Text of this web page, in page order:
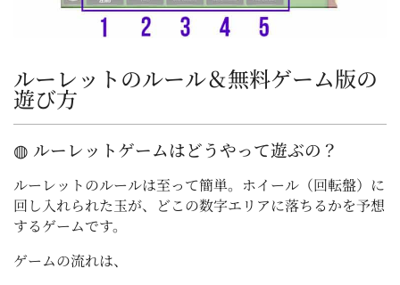
ルーレットのルール＆無料ゲーム版の
遊び方
◍ ルーレットゲームはどうやって遊ぶの？
ルーレットのルールは至って簡単。ホイール（回転盤）に
回し入れられた玉が、どこの数字エリアに落ちるかを予想
するゲームです。
ゲームの流れは、